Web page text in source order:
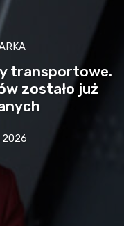
transportowe.
zostało już